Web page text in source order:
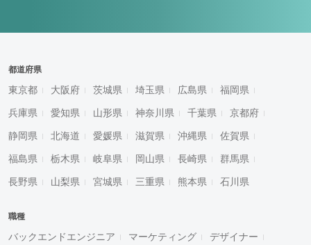
都道府県
東京都 大阪府 茨城県 埼玉県 広島県 福岡県
兵庫県 愛知県 山形県 神奈川県 千葉県 京都府
静岡県 北海道 愛媛県 滋賀県 沖縄県 佐賀県
福島県 栃木県 岐阜県 岡山県 長崎県 群馬県
長野県 山梨県 宮城県 三重県 熊本県 石川県
職種
バックエンドエンジニア マーケティング デザイナー